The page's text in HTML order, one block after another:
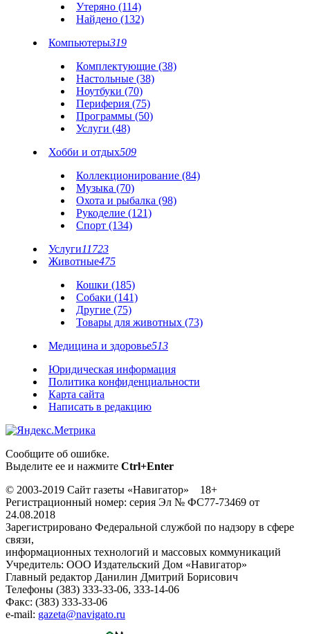
Утеряно (114)
Найдено (132)
Компьютеры319
Комплектующие (38)
Настольные (38)
Ноутбуки (70)
Периферия (75)
Программы (50)
Услуги (48)
Хобби и отдых509
Коллекционирование (84)
Музыка (70)
Охота и рыбалка (98)
Рукоделие (121)
Спорт (134)
Услуги11723
Животные475
Кошки (185)
Собаки (141)
Другие (75)
Товары для животных (73)
Медицина и здоровье513
Юридическая информация
Политика конфиденциальности
Карта сайта
Написать в редакцию
Сообщите об ошибке.
Выделите ее и нажмите Ctrl+Enter
© 2003-2019 Сайт газеты «Навигатор» 18+
Регистрационный номер: серия Эл № ФС77-73469 от
24.08.2018
Зарегистрировано Федеральной службой по надзору в сфере
связи,
информационных технологий и массовых коммуникаций
Учредитель: ООО Издательский Дом «Навигатор»
Главный редактор Данилин Дмитрий Борисович
Телефоны (383) 333-33-06, 333-14-06
Факс: (383) 333-33-06
e-mail: gazeta@navigato.ru